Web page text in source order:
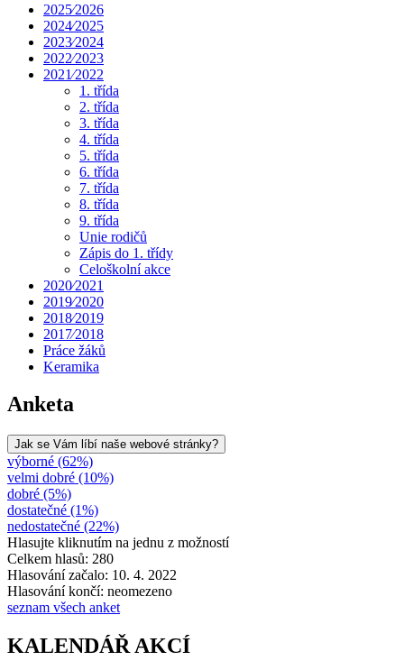
2025⁄2026
2024⁄2025
2023⁄2024
2022⁄2023
2021⁄2022
1. třída
2. třída
3. třída
4. třída
5. třída
6. třída
7. třída
8. třída
9. třída
Unie rodičů
Zápis do 1. třídy
Celoškolní akce
2020⁄2021
2019⁄2020
2018⁄2019
2017⁄2018
Práce žáků
Keramika
Anketa
Jak se Vám líbí naše webové stránky?
výborné (62%)
velmi dobré (10%)
dobré (5%)
dostatečné (1%)
nedostatečné (22%)
Hlasujte kliknutím na jednu z možností
Celkem hlasů: 280
Hlasování začalo: 10. 4. 2022
Hlasování končí: neomezeno
seznam všech anket
KALENDÁŘ AKCÍ